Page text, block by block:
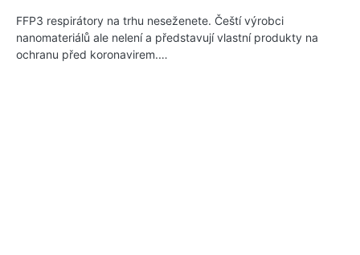
FFP3 respirátory na trhu neseženete. Čeští výrobci
nanomateriálů ale nelení a představují vlastní produkty na
ochranu před koronavirem.…